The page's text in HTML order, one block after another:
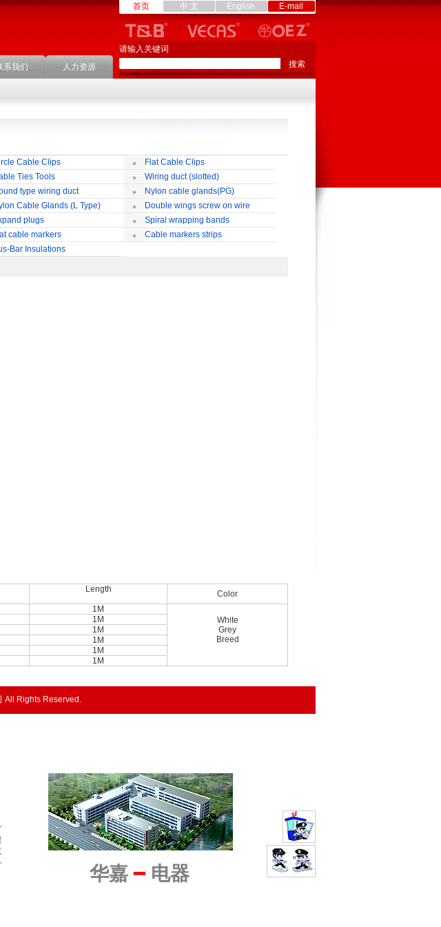
系我们 人力资源
首页 中 文 English E-mail
请输入关键词
Cable Clips
Flat Cable Clips
Ties Tools
Wiring duct (slotted)
type wiring duct
Nylon cable glands(PG)
Cable Glands (L Type)
Double wings screw on wire
connectors
plugs
Spiral wrapping bands
cable markers
Cable markers strips
Bar Insulations
Length
Color
1M
White
Grey
Breed
1M
1M
1M
1M
1M
All Rights Reserved.
华嘉 ━ 电器